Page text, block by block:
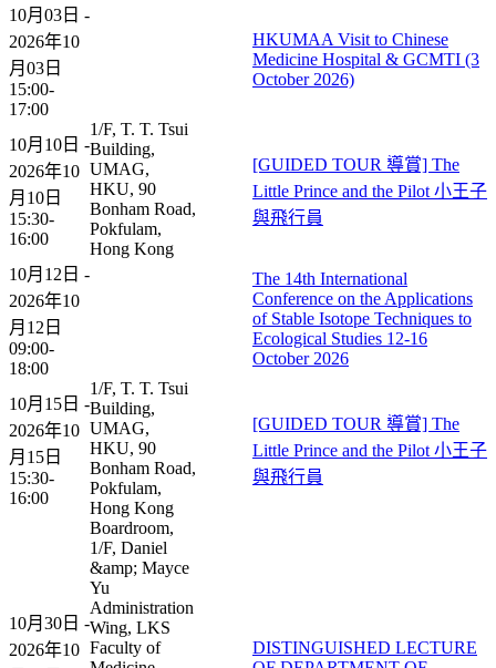
10月03日 -
2026年10
月03日
15:00-
17:00
HKUMAA Visit to Chinese
Medicine Hospital & GCMTI (3
October 2026)
10月10日 -
2026年10
月10日
15:30-
16:00
1/F, T. T. Tsui
Building,
UMAG,
HKU, 90
Bonham Road,
Pokfulam,
Hong Kong
[GUIDED TOUR 導賞] The
Little Prince and the Pilot 小王子
與飛行員
10月12日 -
2026年10
月12日
09:00-
18:00
The 14th International
Conference on the Applications
of Stable Isotope Techniques to
Ecological Studies 12-16
October 2026
10月15日 -
2026年10
月15日
15:30-
16:00
1/F, T. T. Tsui
Building,
UMAG,
HKU, 90
Bonham Road,
Pokfulam,
Hong Kong
[GUIDED TOUR 導賞] The
Little Prince and the Pilot 小王子
與飛行員
10月30日 -
2026年10
Boardroom,
1/F, Daniel
&amp; Mayce
Yu
Administration
Wing, LKS
Faculty of
DISTINGUISHED LECTURE